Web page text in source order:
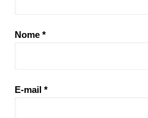
Nome *
E-mail *